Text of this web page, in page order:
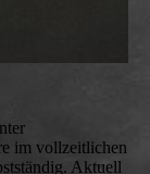
im vollzeitlichen
Aktuell